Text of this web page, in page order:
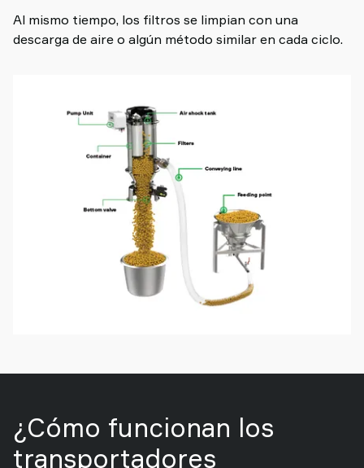
Al mismo tiempo, los filtros se limpian con una
descarga de aire o algún método similar en cada ciclo.
¿Cómo funcionan los
transportadores